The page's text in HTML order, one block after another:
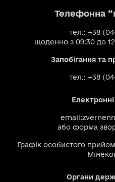
Телефонна
тел.: +38
щоденно з 09:30 до
Запобігання та
тел.: +38
email:
або форма
Графік особистого
Органи